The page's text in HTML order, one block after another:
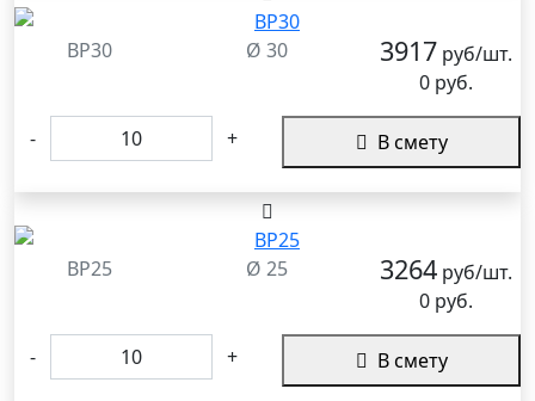
BP30 Ø 30 3917 руб/шт.
0 руб.
- + В смету
BP25 Ø 25 3264руб/шт.
0 руб.
- + В смету